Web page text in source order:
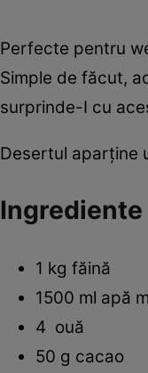
Perfecte pentru
Simple de făcut,
surprinde-I cu
Desertul aparţine
1 kg făină
1500 ml apă
4 ouă
50 g cacao